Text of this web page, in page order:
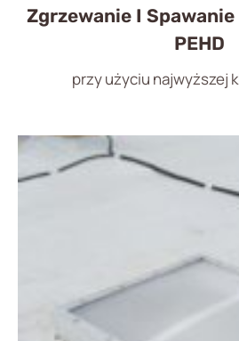
Zgrzewanie I
PEHD
przy użyciu najwyższej